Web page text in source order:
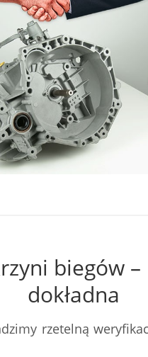
biegów
dokładna
rzetelną